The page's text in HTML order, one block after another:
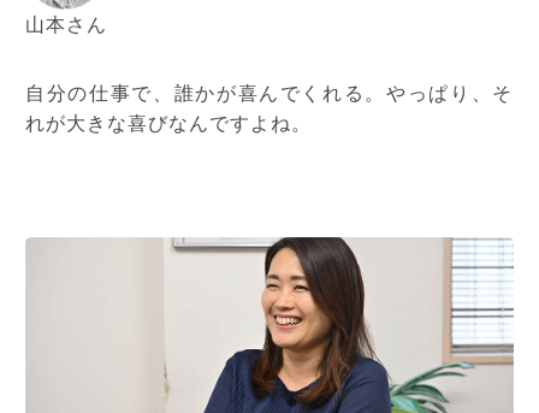
山本さん
自分の仕事で、誰かが喜んでくれる。やっぱり、そ
れが大きな喜びなんですよね。